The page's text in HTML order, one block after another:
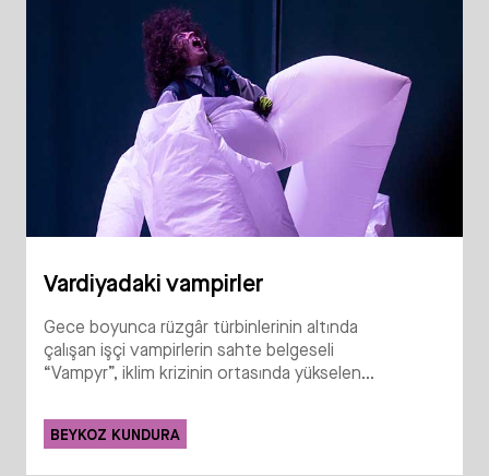
Vardiyadaki vampirler
Gece boyunca rüzgâr türbinlerinin altında
çalışan işçi vampirlerin sahte belgeseli
“Vampyr”, iklim krizinin ortasında yükselen...
BEYKOZ KUNDURA